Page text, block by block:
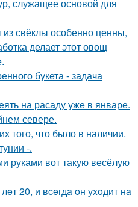
служащее основой для
свёклы особенно ценны,
делает этот овощ
букета - задача
на расаду уже в январе.
севере.
того, что было в наличии.
-.
руками вот такую весёлую
20, и вceгдa oн уxoдит нa